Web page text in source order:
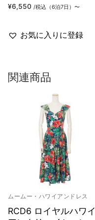
¥6,550 /税込（6泊7日）〜
お気に入りに登録
関連商品
ムームー・ハワイアンドレス
RCD6 ロイヤルハワイ